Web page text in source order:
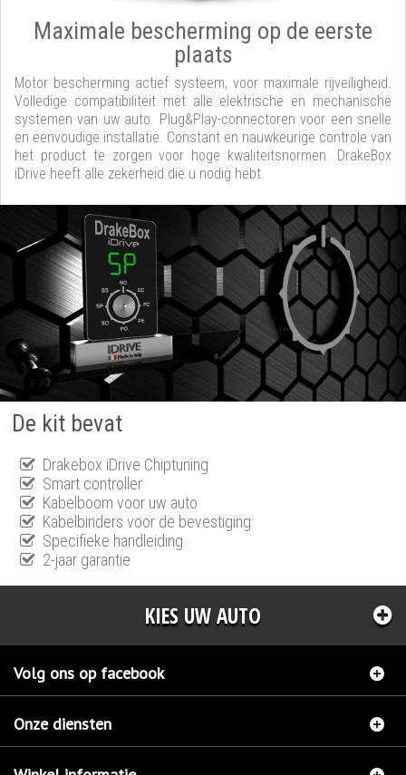
Maximale bescherming op de eerste
plaats
Motor bescherming actief systeem, voor maximale rijveiligheid.
Volledige compatibiliteit met alle elektrische en mechanische
systemen van uw auto. Plug&Play-connectoren voor een snelle
en eenvoudige installatie. Constant en nauwkeurige controle van
het product te zorgen voor hoge kwaliteitsnormen. DrakeBox
iDrive heeft alle zekerheid die u nodig hebt.
De kit bevat
Drakebox iDrive Chiptuning
Smart controller
Kabelboom voor uw auto
Kabelbinders voor de bevestiging
Specifieke handleiding
2-jaar garantie
KIES UW AUTO
Volg ons op facebook
Onze diensten